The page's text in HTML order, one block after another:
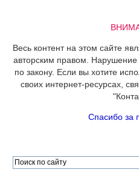
Весь контент на этом сайте
авторским правом. Нарушение
по закону. Если вы хотите
своих интернет-ресурсах,
Спасибо за